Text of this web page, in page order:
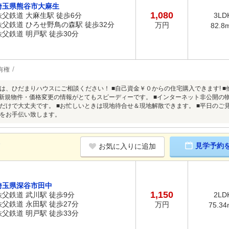
玉県熊谷市大麻生
父鉄道 大麻生駅 徒歩6分
父鉄道 ひろせ野鳥の森駅 徒歩32分
父鉄道 明戸駅 徒歩30分
1,080
万円
権
、ひだまりハウスにご相談ください！ ■自己資金￥０からの住宅購入できます!
規物件・価格変更の情報がとてもスピーディーです。 ■インターネット非公開の
けで大丈夫です。 ■お忙しいときは現地待合せ＆現地解散できます。 ■平日のご
お手伝い致します。
お気に入りに追加 見学予約
玉県深谷市田中
父鉄道 武川駅 徒歩9分
父鉄道 永田駅 徒歩27分
父鉄道 明戸駅 徒歩33分
1,150
万円